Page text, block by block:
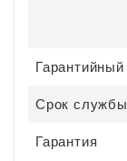
Срок
Гарантия